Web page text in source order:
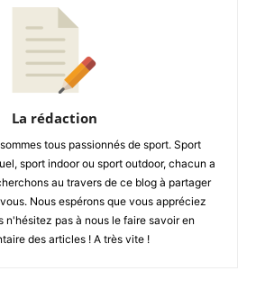
La rédaction
tous passionnés de sport. Sport
sport indoor ou sport outdoor, chacun a
au travers de ce blog à partager
Nous espérons que vous appréciez
n'hésitez pas à nous le faire savoir en
des articles ! A très vite !